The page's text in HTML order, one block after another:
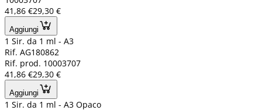
41,86 €29,30 €
Aggiungi
1 Sir. da 1 ml - A3
Rif. AG180862
Rif. prod. 10003707
41,86 €29,30 €
Aggiungi
1 Sir. da 1 ml - A3 Opaco